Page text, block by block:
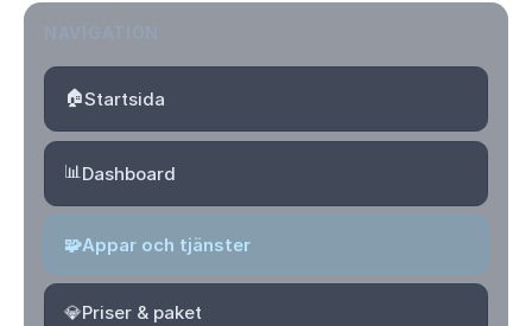
🏠Startsida
📊Dashboard
🧩Appar och tjänster
💎Priser & paket